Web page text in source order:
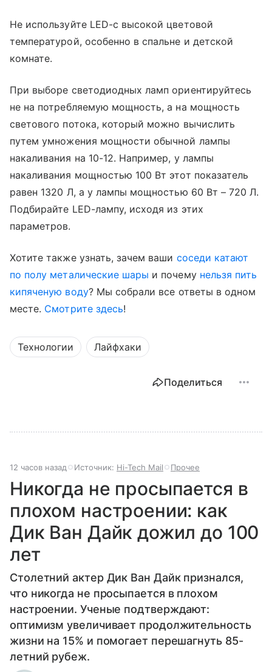
Не используйте LED-с высокой цветовой
температурой, особенно в спальне и детской
комнате.
При выборе светодиодных ламп ориентируйтесь
не на потребляемую мощность, а на мощность
светового потока, который можно вычислить
путем умножения мощности обычной лампы
накаливания на 10-12. Например, у лампы
накаливания мощностью 100 Вт этот показатель
равен 1320 Л, а у лампы мощностью 60 Вт – 720 Л.
Подбирайте LED-лампу, исходя из этих
параметров.
Хотите также узнать, зачем ваши соседи катают
по полу металические шары и почему нельзя пить
кипяченую воду? Мы собрали все ответы в одном
месте. Смотрите здесь!
Технологии Лайфхаки
Поделиться
12 часов назад Источник: Hi-Tech Mail Прочее
Никогда не просыпается в
плохом настроении: как
Дик Ван Дайк дожил до 100
лет
Столетний актер Дик Ван Дайк признался,
что никогда не просыпается в плохом
настроении. Ученые подтверждают:
оптимизм увеличивает продолжительность
жизни на 15% и помогает перешагнуть 85-
летний рубеж.